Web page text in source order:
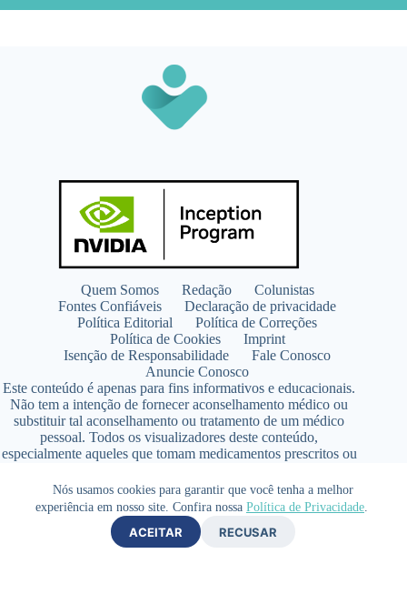
Nós usamos cookies para garantir que você tenha a melhor
experiência em nosso site. Confira nossa Política de Privacidade.
ACEITAR RECUSAR
Quem Somos Redação
Colunistas
Fontes Confiáveis
Declaração de privacidade
Política Editorial
Política de Correções
Política de Cookies
Imprint
Isenção de Responsabilidade
Fale Conosco
Anuncie Conosco
Este conteúdo é apenas para fins informativos e educacionais.
Não tem a intenção de fornecer aconselhamento médico ou
substituir tal aconselhamento ou tratamento de um médico
pessoal. Todos os visualizadores deste conteúdo,
especialmente aqueles que tomam medicamentos prescritos ou
qualquer programa de nutrição, suplementação ou estilo de
vida.
Copyright © 2026 - SaúdeLAB.com pertence ao grupo
VKCF Soluções Digitais Ltda - CNPJ n° 43.726.917/0001-80